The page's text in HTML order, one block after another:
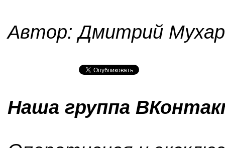
Автор: Дмитрий
Наша группа